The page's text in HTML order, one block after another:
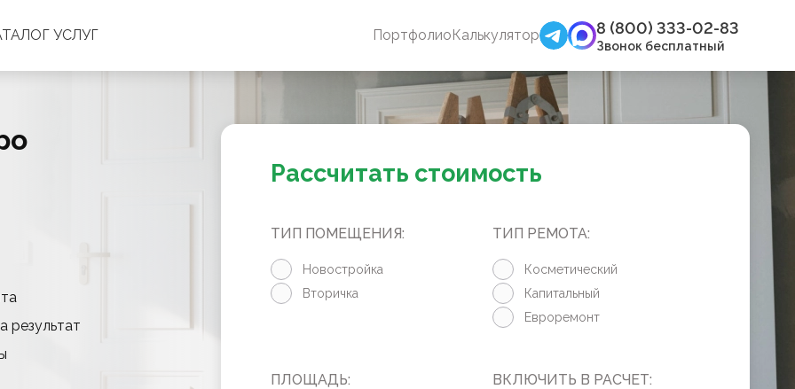
УСЛУГ ПортфолиоКалькулятор 8 (800) 333-02-83
Звонок бесплатный
результат
Рассчитать стоимость
ТИП ПОМЕЩЕНИЯ:
Новостройка
Вторичка
ТИП РЕМОТА:
Косметический
Капитальный
Евроремонт
ПЛОЩАДЬ: ВКЛЮЧИТЬ В РАСЧЕТ: